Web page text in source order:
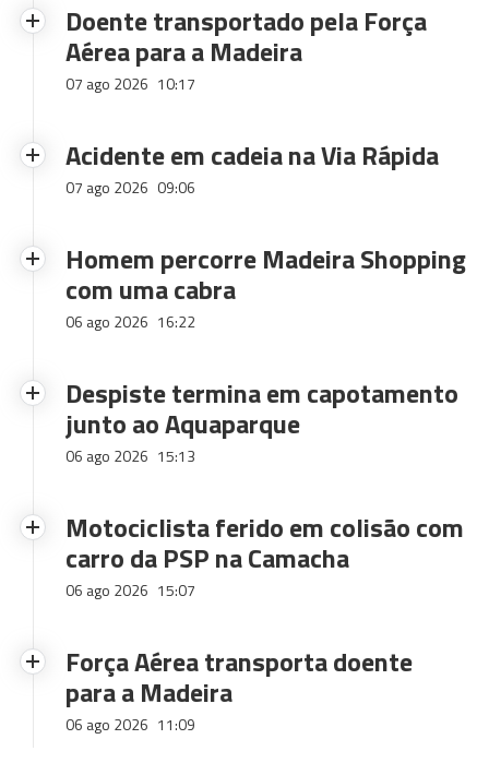
Doente transportado pela Força
Aérea para a Madeira
07 ago 2026 10:17
Acidente em cadeia na Via Rápida
07 ago 2026 09:06
Homem percorre Madeira Shopping
com uma cabra
06 ago 2026 16:22
Despiste termina em capotamento
junto ao Aquaparque
06 ago 2026 15:13
Motociclista ferido em colisão com
carro da PSP na Camacha
06 ago 2026 15:07
Força Aérea transporta doente
para a Madeira
06 ago 2026 11:09